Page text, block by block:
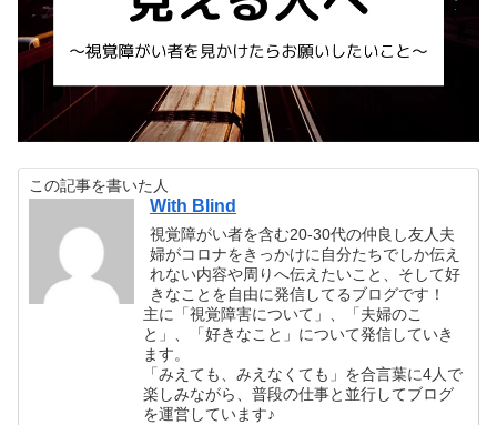
この記事を書いた人
With Blind
視覚障がい者を含む20-30代の仲良し友人夫
婦がコロナをきっかけに自分たちでしか伝え
れない内容や周りへ伝えたいこと、そして好
きなことを自由に発信してるブログです！
主に「視覚障害について」、「夫婦のこ
と」、「好きなこと」について発信していき
ます。
「みえても、みえなくても」を合言葉に4人で
楽しみながら、普段の仕事と並行してブログ
を運営しています♪